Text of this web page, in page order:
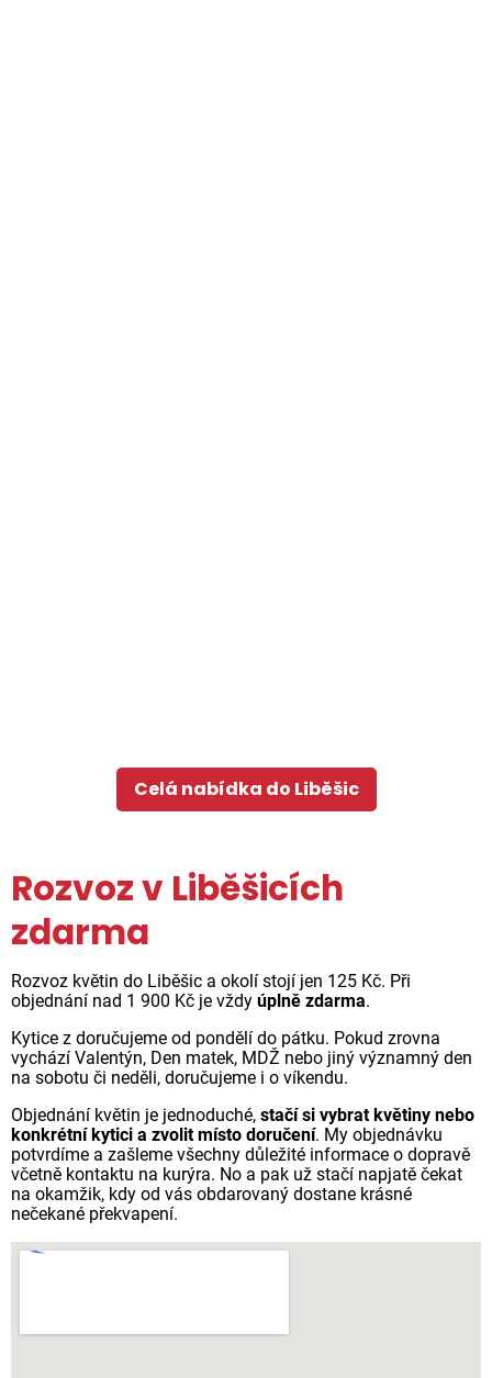
Celá nabídka do Liběšic
Rozvoz v Liběšicích
zdarma
Rozvoz květin do Liběšic a okolí stojí jen 125 Kč. Při
objednání nad 1 900 Kč je vždy úplně zdarma.
Kytice z doručujeme od pondělí do pátku. Pokud zrovna
vychází Valentýn, Den matek, MDŽ nebo jiný významný den
na sobotu či neděli, doručujeme i o víkendu.
Objednání květin je jednoduché, stačí si vybrat květiny nebo
konkrétní kytici a zvolit místo doručení. My objednávku
potvrdíme a zašleme všechny důležité informace o dopravě
včetně kontaktu na kurýra. No a pak už stačí napjatě čekat
na okamžik, kdy od vás obdarovaný dostane krásné
nečekané překvapení.